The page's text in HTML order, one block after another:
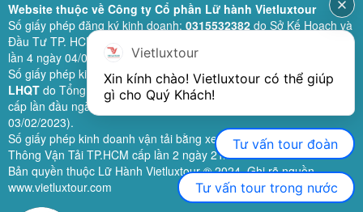
Website thuộc về Công ty Cổ phần Lữ hành Vietluxtour
Số giấy phép đăng ký kinh doanh: 0315532382do Sở Kế Hoạch và
Đầu Tư TP. HCM cấp lần đầu ngày 28/02/2019 (sửa đổi bổ sung
lần 4 ngày 04/06/2024).
Số giấy phép kinh doanh lữ hành quốc tế:79-1111/2019/TCDL-GP
LHQTdo Tổng Cục Du Lịch (nay là Cục Du lịch quốc gia Việt Nam)
cấp lần đầu ngày 26/09/2019 (sửa đổi, bổ sung lần 3 ngày
03/02/2023).
Số giấy phép kinh doanh vận tải bằng xe ô tô:11924do Sở Giao
Thông Vận Tải TP.HCM cấp lần 2 ngày 21/02/2023.
Bản quyền thuộc Lữ Hành Vietluxtour ® 2024. Ghi rõ nguồn
www.vietluxtour.com
Vietluxtour
Xin kính chào! Vietluxtour có thể giúp
gì cho Quý Khách!
Tư vấn tour đoàn
Tư vấn tour trong nước